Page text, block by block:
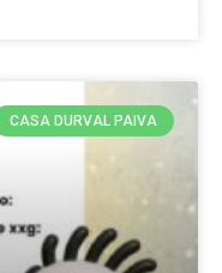
CASA DURVAL PAIVA